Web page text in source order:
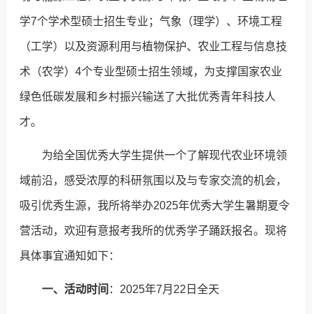
学7个学术型硕士招生专业；气象（理学）、环境工程
（工学）以及资源利用与植物保护、农业工程与信息技
术（农学）4个专业型硕士招生领域，为支撑国家农业
绿色低碳发展和乡村振兴输送了大批优秀青年科技人
才。
为给全国优秀大学生提供一个了解现代农业环境领
域前沿，感受浓厚的科研氛围以及与专家交流的机会，
吸引优秀生源，我所将举办2025年优秀大学生暑期夏令
营活动，欢迎有意报考我所的优秀学子踊跃报名。现将
具体事宜通知如下：
一、活动时间 ：2025年7月22日全天